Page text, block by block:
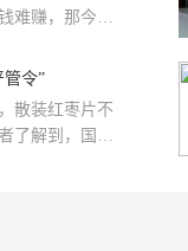
难赚，那今天
决问题。对于
家分享一些经
蔬果损耗大致
管令”
散装红枣片不
了解到，国家